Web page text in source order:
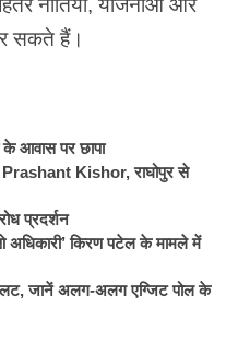
सकते हैं।
के आवास पर छापा
Prashant Kishor, राघोपुर से
प्रदर्शन
अधिकारी’ किरण पटेल के मामले में
जानें अलग-अलग एग्जिट पोल के